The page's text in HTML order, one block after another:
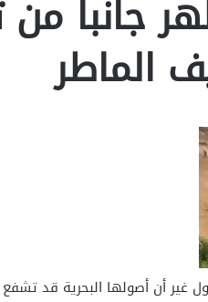
جانبا
الماطر
غير أن أصولها البحرية قد